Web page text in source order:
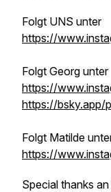
Folgt UNS unter
https://
Folgt Georg unter
https://
https://bsky.app/
Folgt Matilde
https://
Special thanks